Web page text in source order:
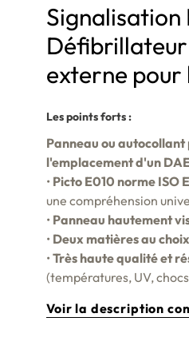
Signalisation
externe pour
Les points forts :
Panneau ou
l'emplacement d'un
• Picto E010 norme ISO
une compréhension
• Panneau hautement
• Deux matières au choix
• Très haute qualité et
(températures, UV,
Voir la description